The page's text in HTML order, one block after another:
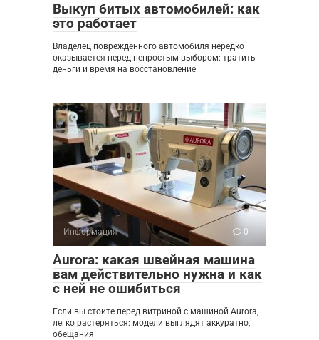
Выкуп битых автомобилей: как
это работает
Владелец повреждённого автомобиля нередко
оказывается перед непростым выбором: тратить
деньги и время на восстановление
Информация 0
Aurora: какая швейная машина
вам действительно нужна и как
с ней не ошибиться
Если вы стоите перед витриной с машиной Aurora,
легко растеряться: модели выглядят аккуратно,
обещания